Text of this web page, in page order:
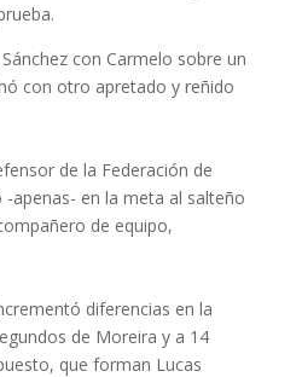
con Carmelo sobre un
con otro apretado y reñido
de la Federación de
apenas- en la meta al salteño
de equipo,
diferencias en la
de Moreira y a 14
que forman Lucas